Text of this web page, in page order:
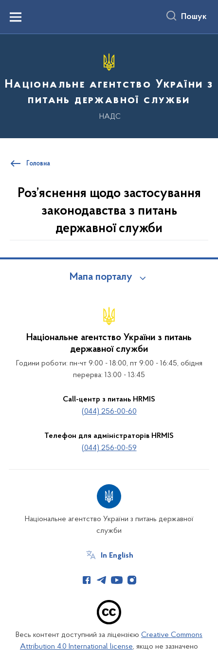
вмістуMenu Пошук
Національне агентство України з
питань державної служби
НАДС
Головна
Роз’яснення щодо застосування
законодавства з питань
державної служби
Мапа порталу
Національне агентство України з питань
державної служби
Години роботи: пн-чт 9:00 - 18:00, пт 9:00 - 16:45, обідня
перерва: 13:00 - 13:45
Call-центр з питань HRMIS
(044) 256-00-60
Телефон для адміністраторів HRMIS
(044) 256-00-59
Національне агентство України з питань державної
служби
In English
Весь контент доступний за ліцензією Creative Commons
Attribution 4.0 International license, якщо не зазначено